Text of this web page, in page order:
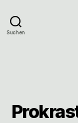
Suchen